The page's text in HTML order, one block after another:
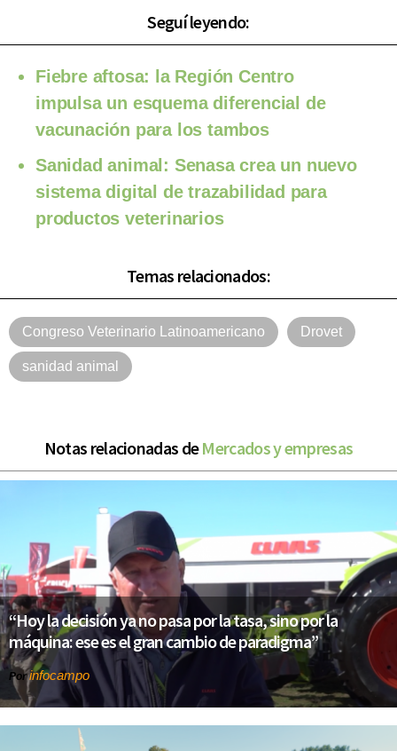
Seguí leyendo:
Fiebre aftosa: la Región Centro
impulsa un esquema diferencial de
vacunación para los tambos
Sanidad animal: Senasa crea un nuevo
sistema digital de trazabilidad para
productos veterinarios
Temas relacionados:
Congreso Veterinario Latinoamericano Drovet
sanidad animal
Notas relacionadas deMercados y empresas
“Hoy la decisión ya no pasa por la tasa, sino por la
máquina: ese es el gran cambio de paradigma”
Porinfocampo